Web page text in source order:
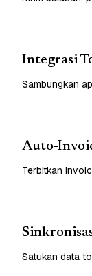
Integrasi
Sambungkan
Auto-
Terbitkan
Satukan data